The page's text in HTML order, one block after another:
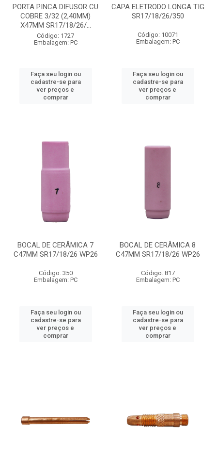
PORTA PINCA DIFUSOR CU
COBRE 3/32 (2,40MM)
X47MM SR17/18/26/...
Código: 1727
Embalagem: PC
Faça seu login ou
cadastre-se para
ver preços e
comprar
CAPA ELETRODO LONGA TIG
SR17/18/26/350
Código: 10071
Embalagem: PC
Faça seu login ou
cadastre-se para
ver preços e
comprar
BOCAL DE CERÂMICA 7
C47MM SR17/18/26 WP26
Código: 350
Embalagem: PC
Faça seu login ou
cadastre-se para
ver preços e
comprar
BOCAL DE CERÂMICA 8
C47MM SR17/18/26 WP26
Código: 817
Embalagem: PC
Faça seu login ou
cadastre-se para
ver preços e
comprar